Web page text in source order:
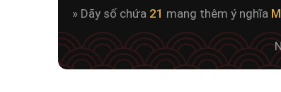
» Dãy số chứa 21 mang thêm ý nghĩa